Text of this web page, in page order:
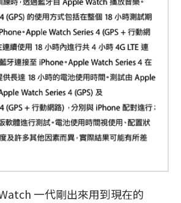
一代剛出來用到現在的